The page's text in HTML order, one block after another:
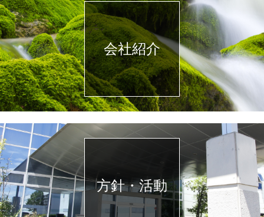
会社紹介
方針・活動